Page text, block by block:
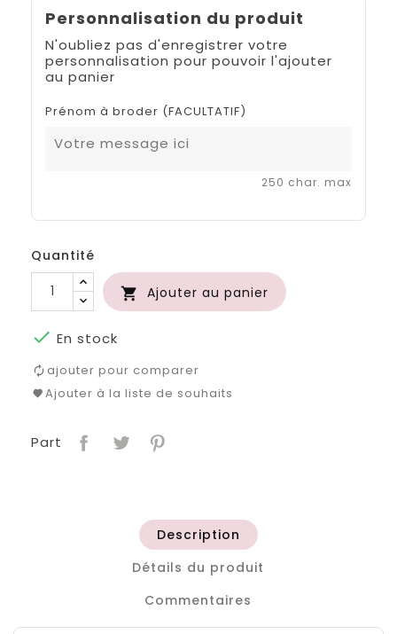
Personnalisation du produit
N'oubliez pas d'enregistrer votre
personnalisation pour pouvoir l'ajouter
au panier
Prénom à broder (FACULTATIF)
250 char. max
Quantité
 Ajouter au panier
 En stock
ajouter pour comparer
Ajouter à la liste de souhaits
Part
Description
Détails du produit
Commentaires